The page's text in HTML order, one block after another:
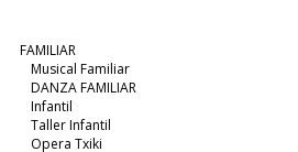
FAMILIAR
Musical Familiar
DANZA FAMILIAR
Infantil
Taller Infantil
Opera Txiki